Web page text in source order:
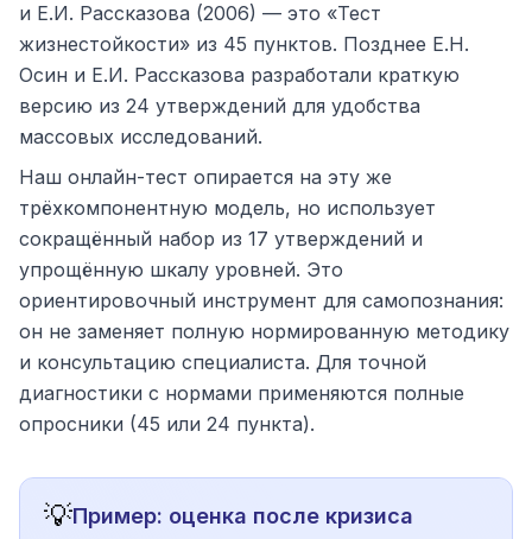
и Е.И. Рассказова (2006) — это «Тест
жизнестойкости» из 45 пунктов. Позднее Е.Н.
Осин и Е.И. Рассказова разработали краткую
версию из 24 утверждений для удобства
массовых исследований.
Наш онлайн-тест опирается на эту же
трёхкомпонентную модель, но использует
сокращённый набор из 17 утверждений и
упрощённую шкалу уровней. Это
ориентировочный инструмент для самопознания:
он не заменяет полную нормированную методику
и консультацию специалиста. Для точной
диагностики с нормами применяются полные
опросники (45 или 24 пункта).
💡Пример: оценка после кризиса